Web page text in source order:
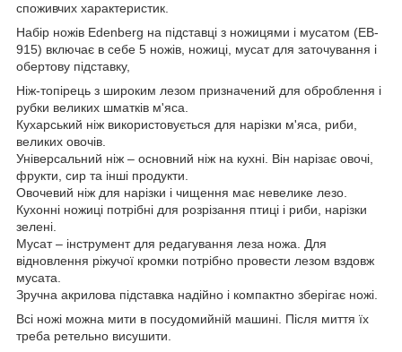
споживчих характеристик.
Набір ножів Edenberg на підставці з ножицями і мусатом (EB-
915) включає в себе 5 ножів, ножиці, мусат для заточування і
обертову підставку,
Ніж-топірець з широким лезом призначений для оброблення і
рубки великих шматків м'яса.
Кухарський ніж використовується для нарізки м'яса, риби,
великих овочів.
Універсальний ніж – основний ніж на кухні. Він нарізає овочі,
фрукти, сир та інші продукти.
Овочевий ніж для нарізки і чищення має невелике лезо.
Кухонні ножиці потрібні для розрізання птиці і риби, нарізки
зелені.
Мусат – інструмент для редагування леза ножа. Для
відновлення ріжучої кромки потрібно провести лезом вздовж
мусата.
Зручна акрилова підставка надійно і компактно зберігає ножі.
Всі ножі можна мити в посудомийній машині. Після миття їх
треба ретельно висушити.